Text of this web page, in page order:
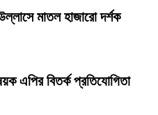
মাতল হাজারো দর্শক
এপির বিতর্ক প্রতিযোগিতা